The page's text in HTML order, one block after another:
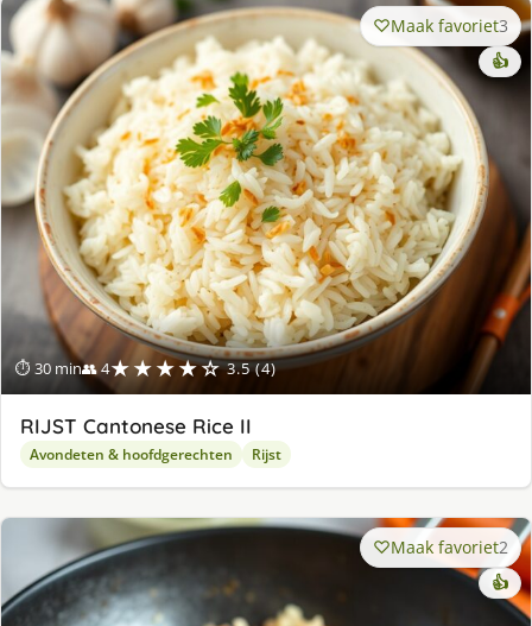
⏱ 30 min👥 4★★★★☆ 3.5 (4)
Maak favoriet3
👍
RIJST Cantonese Rice II
Avondeten & hoofdgerechten Rijst
Maak favoriet2
👍